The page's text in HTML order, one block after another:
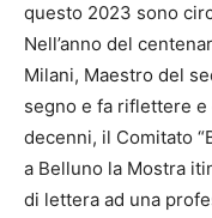
questo 2023 sono
Nell’anno del
Milani, Maestro del
segno e fa riflettere
decenni, il Comitato
a Belluno la Mostra
di lettera ad una